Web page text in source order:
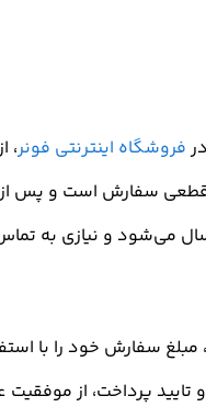
فروشگاه اینترنتی فونر،
سفارش است و پس از
می‏‌شود و نیازی به
مبلغ سفارش خود را با
پرداخت، از